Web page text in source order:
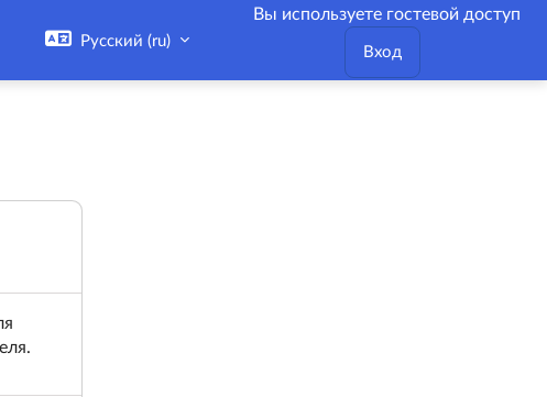
Русский ‎(ru)‎
Вы используете гостевой доступ
Вход